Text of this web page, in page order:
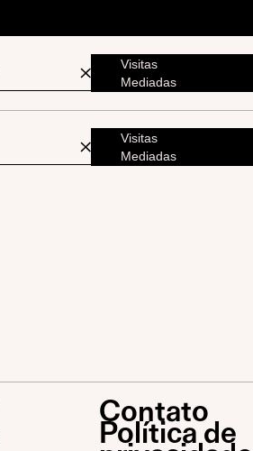
Visitas
Mediadas
Visitas
Mediadas
Contato
Política de